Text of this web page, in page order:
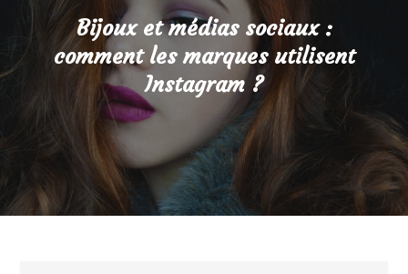
Bijoux et médias sociaux :
comment les marques utilisent
Instagram ?